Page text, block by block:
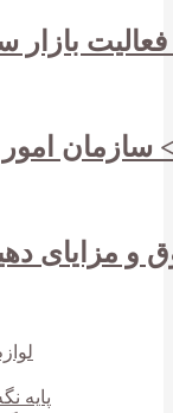
بازار
سازمان امور
و مزایای
پایه